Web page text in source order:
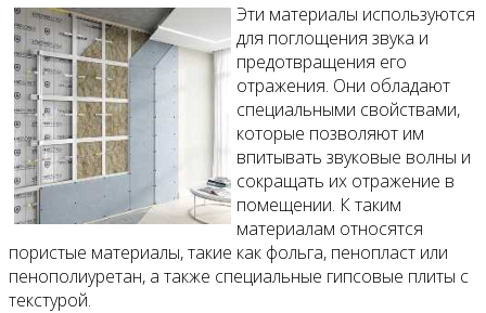
Эти материалы используются
для поглощения звука и
предотвращения его
отражения. Они обладают
специальными свойствами,
которые позволяют им
впитывать звуковые волны и
сокращать их отражение в
помещении. К таким
материалам относятся
пористые материалы, такие как фольга, пенопласт или
пенополиуретан, а также специальные гипсовые плиты с
текстурой.